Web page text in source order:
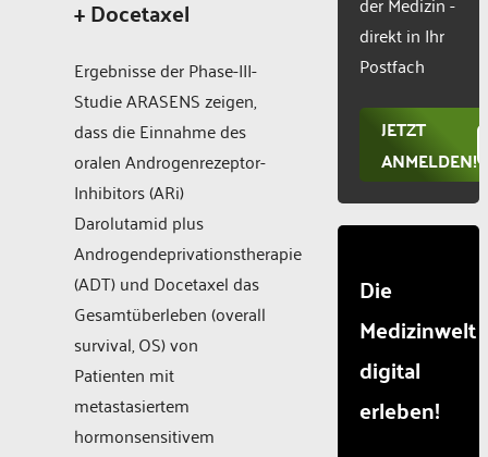
+ Docetaxel
Ergebnisse der Phase-III-
Studie ARASENS zeigen,
dass die Einnahme des
oralen Androgenrezeptor-
Inhibitors (ARi)
Darolutamid plus
Androgendeprivationstherapie
(ADT) und Docetaxel das
Gesamtüberleben (overall
survival, OS) von
Patienten mit
metastasiertem
hormonsensitivem
Consent
direkt in Ihr
Postfach
JETZT
ANMELDEN!
Die
Medizinwelt
digital
erleben!